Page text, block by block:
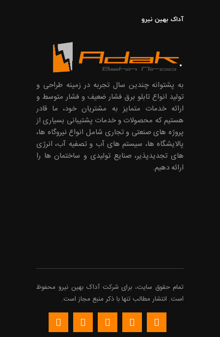
آداک بهین نیرو
به پشتوانه چندین سال تجربه در زمینه طراحی و
تولید انواع تابلو برق فشار ضعیف و فشار متوسط و
ارائه خدمات متمایز به مشتریان خود، ما قادر
هستیم که محصولات و خدمات پشتیبانی بسیاری از
پروژه های صنعتی و تجاری شامل انواع نیروگاه ها،
پالایشگاه ها، سیستم های آب و تصفیه آب، انرژی
های تجدیدپذیر، صنایع تولیدی و ساختمان ها را
ارائه دهیم.
تمام حقوق سایت، برای شرکتآداکبهین نیرو محفوظ
است. انتشار مطالب تنها با ذکر منبع مجاز است.